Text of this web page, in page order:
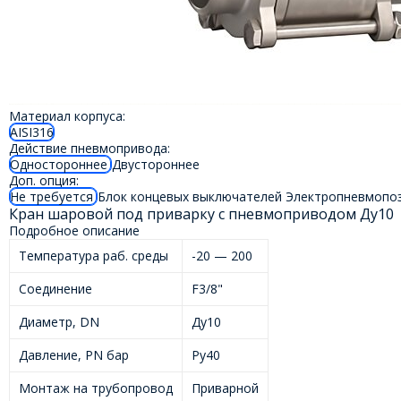
Материал корпуса:
AISI316
Действие пневмопривода:
ОдностороннееДвустороннее
Доп. опция:
Не требуетсяБлок концевых выключателей
Кран шаровой под приварку с пневмоприводом Ду10
Подробное описание
Температура раб. среды
-20 — 200
Соединение
F3/8"
Диаметр, DN
Ду10
Давление, PN бар
Ру40
Монтаж на трубопровод
Приварной